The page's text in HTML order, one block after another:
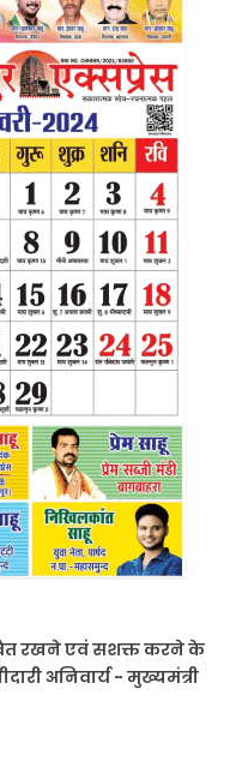
रखने एवं सशक्त करने के
अनिवार्य - मुख्यमंत्री